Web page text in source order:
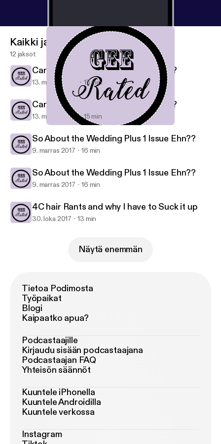
Gee Rated
Kaikki jaksot
12 jaksot
Can your Parents Move In With You?
13. marras 2017 15 min
Can your Parents Move In With You?
13. marras 2017 15 min
So About the Wedding Plus 1 Issue Ehn??
9. marras 2017 16 min
So About the Wedding Plus 1 Issue Ehn??
9. marras 2017 16 min
4C hair Rants and why I have to Suck it up
30. loka 2017 13 min
Näytä enemmän
Tietoa Podimosta
Työpaikat
Blogi
Kaipaatko apua?
Podcastaajille
Kirjaudu sisään podcastaajana
Podcastaajan FAQ
Yhteisön säännöt
Kuuntele iPhonella
Kuuntele Androidilla
Kuuntele verkossa
Instagram